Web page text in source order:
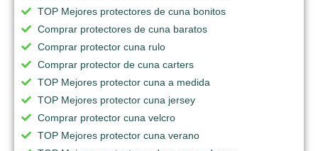
TOP Mejores protectores de cuna bonitos
Comprar protectores de cuna baratos
Comprar protector cuna rulo
Comprar protector de cuna carters
TOP Mejores protector cuna a medida
TOP Mejores protector cuna jersey
Comprar protector cuna velcro
TOP Mejores protector cuna verano